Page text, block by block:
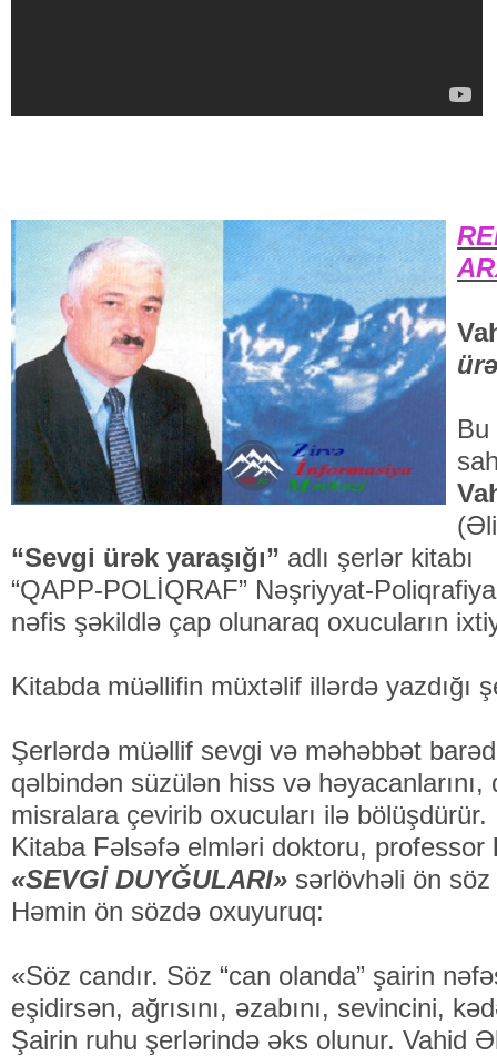
Bu
“Sevgi ürək yaraşığı” adlı şerlər kitabı
“QAPP-POLİQRAF” Nəşriyyat-
nəfis şəkildlə çap olu­naraq oxu­cuların
Kitabda müəllifin müxtəlif illərdə yazdığı
Şerlərdə müəllif sevgi və məhəbbət
qəlbindən süzülən hiss və həyacanlarını,
misralara çe­virib oxucuları ilə bölüşdürür.
Kitaba Fəlsəfə elmləri doktoru, professor
«SEVGİ DUY­ĞULARI» sərlövhəli ön söz
Həmin ön sözdə oxuyuruq:
«Söz candır. Söz “can olanda” şairin
eşidirsən, ağrısını, əzabını, sevincini,
Şairin ruhu şerlərində əks olunur. Vahid